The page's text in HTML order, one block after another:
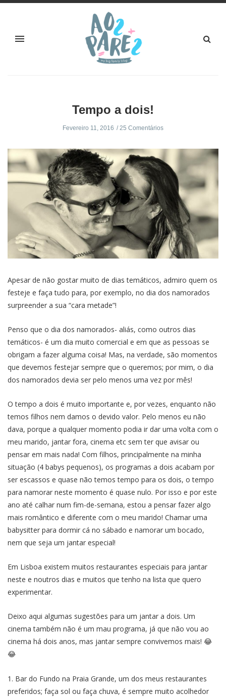
Tempo a dois!
Fevereiro 11, 2016 25 Comentários
Apesar de não gostar muito de dias temáticos, admiro quem os
festeje e faça tudo para, por exemplo, no dia dos namorados
surpreender a sua “cara metade”!
Penso que o dia dos namorados- aliás, como outros dias
temáticos- é um dia muito comercial e em que as pessoas se
obrigam a fazer alguma coisa! Mas, na verdade, são momentos
que devemos festejar sempre que o queremos; por mim, o dia
dos namorados devia ser pelo menos uma vez por mês!
O tempo a dois é muito importante e, por vezes, enquanto não
temos filhos nem damos o devido valor. Pelo menos eu não
dava, porque a qualquer momento podia ir dar uma volta com o
meu marido, jantar fora, cinema etc sem ter que avisar ou
pensar em mais nada! Com filhos, principalmente na minha
situação (4 babys pequenos), os programas a dois acabam por
ser escassos e quase não temos tempo para os dois, o tempo
para namorar neste momento é quase nulo. Por isso e por este
ano até calhar num fim-de-semana, estou a pensar fazer algo
mais romântico e diferente com o meu marido! Chamar uma
babysitter para dormir cá no sábado e namorar um bocado,
nem que seja um jantar especial!
Em Lisboa existem muitos restaurantes especiais para jantar
neste e noutros dias e muitos que tenho na lista que quero
experimentar.
Deixo aqui algumas sugestões para um jantar a dois. Um
cinema também não é um mau programa, já que não vou ao
cinema há dois anos, mas jantar sempre convivemos mais! 😂
😂
1. Bar do Fundo na Praia Grande, um dos meus restaurantes
preferidos; faça sol ou faça chuva, é sempre muito acolhedor